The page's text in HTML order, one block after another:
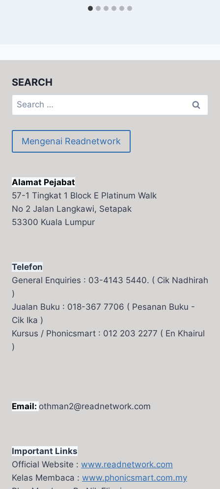
SEARCH
Search
for:
Mengenai Readnetwork
Alamat Pejabat
57-1 Tingkat 1 Block E Platinum Walk
No 2 Jalan Langkawi, Setapak
53300 Kuala Lumpur
Telefon
General Enquiries : 03-4143 5440. ( Cik Nadhirah
)
Jualan Buku : 018-367 7706 ( Pesanan Buku -
Cik Ika )
Kursus / Phonicsmart : 012 203 2277 ( En Khairul
)
Email: othman2@readnetwork.com
Important Links
Official Website : www.readnetwork.com
Kelas Membaca : www.phonicsmart.com.my